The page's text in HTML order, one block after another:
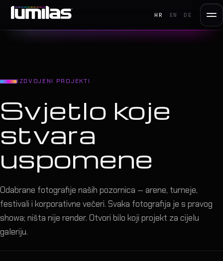
HR EN DE
IZDVOJENI PROJEKTI
Svjetlo koje
stvara
uspomene
Odabrane fotografije naših pozornica — arene, turneje,
festivali i korporativne večeri. Svaka fotografija je s pravog
showa; ništa nije render. Otvori bilo koji projekt za cijelu
galeriju.